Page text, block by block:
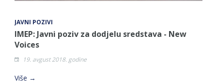
JAVNI POZIVI
IMEP: Javni poziv za dodjelu sredstava - New
Voices
19. avgust 2018. godine
Više →